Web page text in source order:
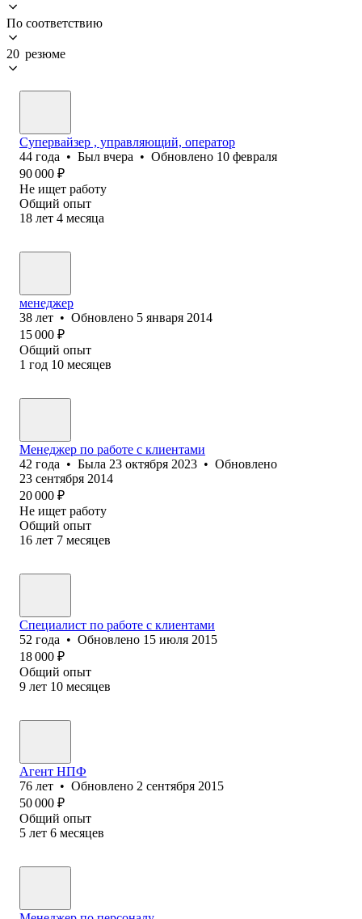
По соответствию
20 резюме
Супервайзер , управляющий, оператор
44 года • Был вчера • Обновлено 10 февраля
90 000 ₽
Не ищет работу
Общий опыт
18 лет 4 месяца
менеджер
38 лет • Обновлено 5 января 2014
15 000 ₽
Общий опыт
1 год 10 месяцев
Менеджер по работе с клиентами
42 года • Была 23 октября 2023 • Обновлено
23 сентября 2014
20 000 ₽
Не ищет работу
Общий опыт
16 лет 7 месяцев
Специалист по работе с клиентами
52 года • Обновлено 15 июля 2015
18 000 ₽
Общий опыт
9 лет 10 месяцев
Агент НПФ
76 лет • Обновлено 2 сентября 2015
50 000 ₽
Общий опыт
5 лет 6 месяцев